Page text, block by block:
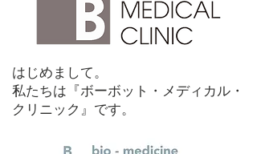
はじめまして。
私たちは『ボーボット・メディカル・
クリニック』です。